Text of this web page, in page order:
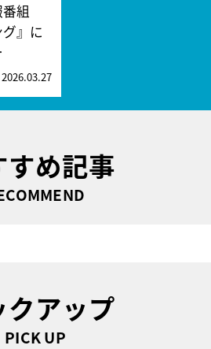
組
グ』に
2026.03.27
すめ記事
クアップ
PICK UP